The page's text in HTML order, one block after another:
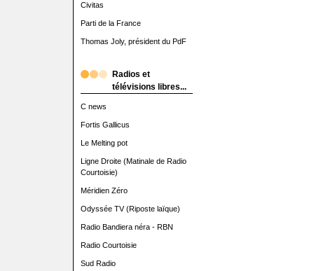
Civitas
Parti de la France
Thomas Joly, président du PdF
Radios et
télévisions libres...
C news
Fortis Gallicus
Le Melting pot
Ligne Droite (Matinale de Radio
Courtoisie)
Méridien Zéro
Odyssée TV (Riposte laïque)
Radio Bandiera néra - RBN
Radio Courtoisie
Sud Radio